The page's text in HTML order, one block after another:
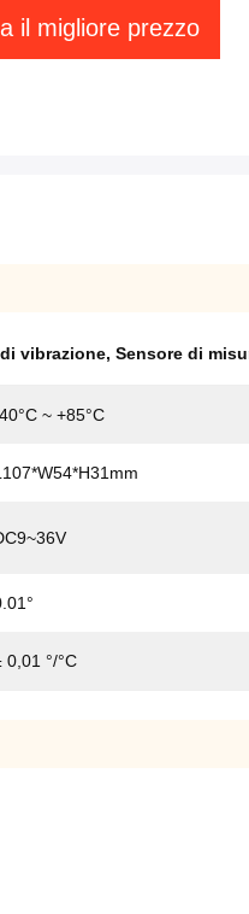
il migliore prezzo
vibrazione, Sensore di
~ +85°C
0,01 °/°C